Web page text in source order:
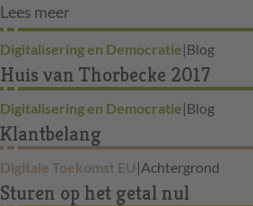
Lees meer
Digitalisering en Democratie|Blog
Huis van Thorbecke 2017
Digitalisering en Democratie|Blog
Klantbelang
Digitale Toekomst EU |Achtergrond
Sturen op het getal nul